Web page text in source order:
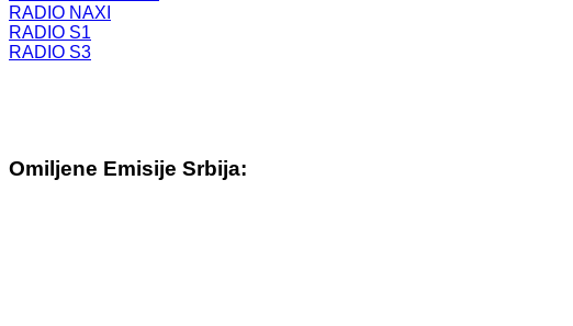
RADIO NAXI
RADIO S1
RADIO S3
Omiljene Emisije Srbija: